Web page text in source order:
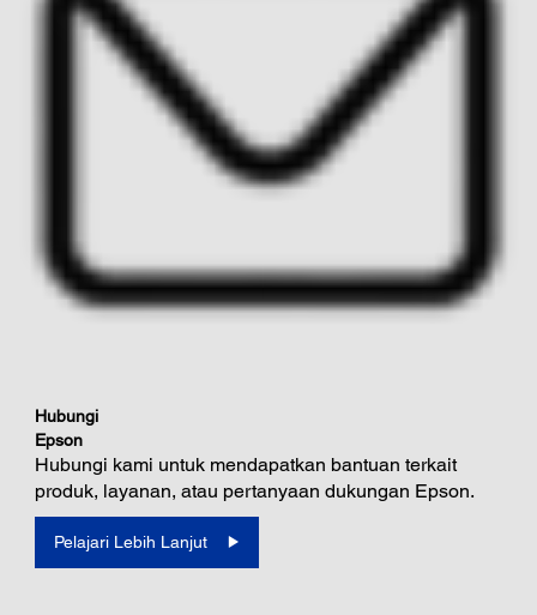
Hubungi
Epson
Hubungi kami untuk mendapatkan bantuan terkait
produk, layanan, atau pertanyaan dukungan Epson.
Pelajari Lebih Lanjut